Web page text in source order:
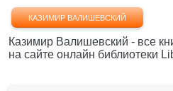
КАЗИМИР ВАЛИШЕВСКИЙ
Казимир Валишевский - все
на сайте онлайн библиотеки